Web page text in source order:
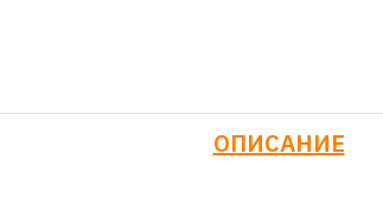
ОПИСАНИЕ